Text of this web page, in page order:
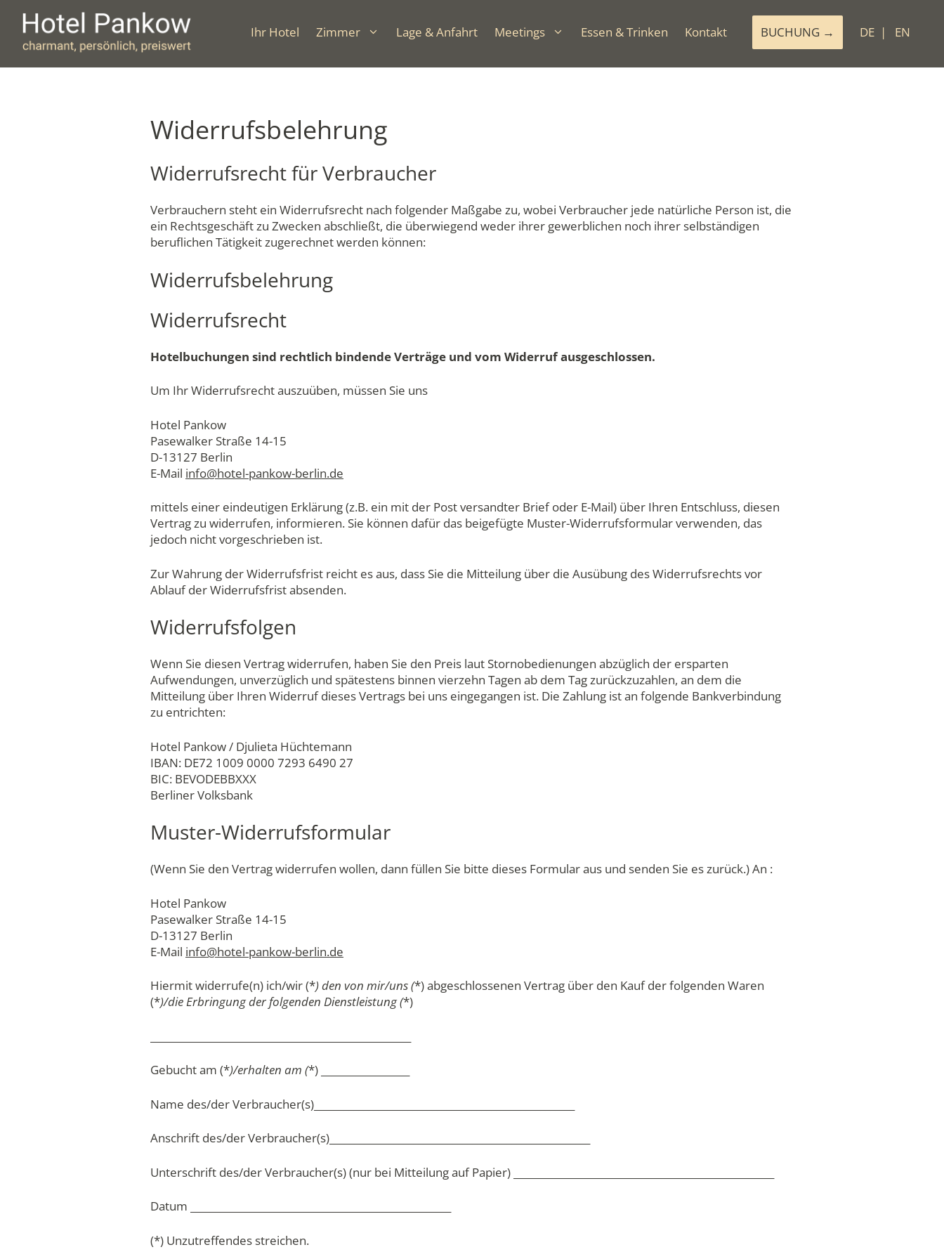
Inhalt
springen
Ihr Hotel Zimmer Lage & Anfahrt Meetings Essen & Trinken Kontakt BUCHUNG DE EN
Widerrufsbelehrung
Widerrufsrecht für Verbraucher
Verbrauchern steht ein Widerrufsrecht nach folgender Maßgabe zu, wobei Verbraucher jede natürliche Person ist, die
ein Rechtsgeschäft zu Zwecken abschließt, die überwiegend weder ihrer gewerblichen noch ihrer selbständigen
beruflichen Tätigkeit zugerechnet werden können:
Widerrufsbelehrung
Widerrufsrecht
Hotelbuchungen sind rechtlich bindende Verträge und vom Widerruf ausgeschlossen.
Um Ihr Widerrufsrecht auszuüben, müssen Sie uns
Hotel Pankow
Pasewalker Straße 14-15
D-13127 Berlin
E-Mail info@hotel-pankow-berlin.de
mittels einer eindeutigen Erklärung (z.B. ein mit der Post versandter Brief oder E-Mail) über Ihren Entschluss, diesen
Vertrag zu widerrufen, informieren. Sie können dafür das beigefügte Muster-Widerrufsformular verwenden, das
jedoch nicht vorgeschrieben ist.
Zur Wahrung der Widerrufsfrist reicht es aus, dass Sie die Mitteilung über die Ausübung des Widerrufsrechts vor
Ablauf der Widerrufsfrist absenden.
Widerrufsfolgen
Wenn Sie diesen Vertrag widerrufen, haben Sie den Preis laut Stornobedienungen abzüglich der ersparten
Aufwendungen, unverzüglich und spätestens binnen vierzehn Tagen ab dem Tag zurückzuzahlen, an dem die
Mitteilung über Ihren Widerruf dieses Vertrags bei uns eingegangen ist. Die Zahlung ist an folgende Bankverbindung
zu entrichten:
Hotel Pankow / Djulieta Hüchtemann
IBAN: DE72 1009 0000 7293 6490 27
BIC: BEVODEBBXXX
Berliner Volksbank
Muster-Widerrufsformular
(Wenn Sie den Vertrag widerrufen wollen, dann füllen Sie bitte dieses Formular aus und senden Sie es zurück.) An :
Hotel Pankow
Pasewalker Straße 14-15
D-13127 Berlin
E-Mail info@hotel-pankow-berlin.de
Hiermit widerrufe(n) ich/wir (*) den von mir/uns (*) abgeschlossenen Vertrag über den Kauf der folgenden Waren
(*)/die Erbringung der folgenden Dienstleistung (*)
Gebucht am (*)/erhalten am (*) __________________
Name des/der Verbraucher(s)_____________________________________________________
Anschrift des/der Verbraucher(s)_____________________________________________________
Unterschrift des/der Verbraucher(s) (nur bei Mitteilung auf Papier) _____________________________________________________
Datum _____________________________________________________
(*) Unzutreffendes streichen.